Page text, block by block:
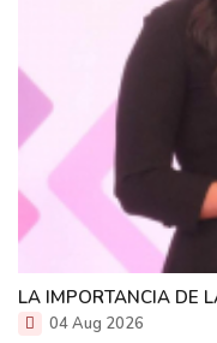
LA IMPORTANCIA DE
04 Aug 2026